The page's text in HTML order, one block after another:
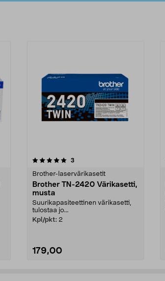
3
Brother-laservärikasetit
Brother TN-2420 Värikasetti,
musta
Suurikapasiteettinen värikasetti,
tulostaa jo...
Kpl/pkt: 2
179,00
4.0 viidestä